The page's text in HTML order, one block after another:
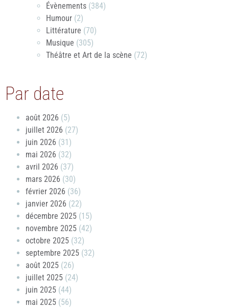
Évènements (384)
Humour (2)
Littérature (70)
Musique (305)
Théâtre et Art de la scène (72)
Par date
août 2026 (5)
juillet 2026 (27)
juin 2026 (31)
mai 2026 (32)
avril 2026 (37)
mars 2026 (30)
février 2026 (36)
janvier 2026 (22)
décembre 2025 (15)
novembre 2025 (42)
octobre 2025 (32)
septembre 2025 (32)
août 2025 (26)
juillet 2025 (24)
juin 2025 (44)
mai 2025 (56)